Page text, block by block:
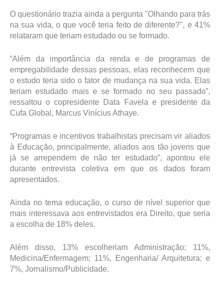
O questionário trazia ainda a pergunta "Olhando para trás
na sua vida, o que você teria feito de diferente?", e 41%
relataram que teriam estudado ou se formado.
“Além da importância da renda e de programas de
empregabilidade dessas pessoas, elas reconhecem que
o estudo teria sido o fator de mudança na sua vida. Elas
teriam estudado mais e se formado no seu passado”,
ressaltou o copresidente Data Favela e presidente da
Cufa Global, Marcus Vinícius Athaye.
“Programas e incentivos trabalhistas precisam vir aliados
à Educação, principalmente, aliados aos tão jovens que
já se arrependem de não ter estudado”, apontou ele
durante entrevista coletiva em que os dados foram
apresentados.
Ainda no tema educação, o curso de nível superior que
mais interessava aos entrevistados era Direito, que seria
a escolha de 18% deles.
Além disso, 13% escolheriam Administração; 11%,
Medicina/Enfermagem; 11%, Engenharia/ Arquitetura; e
7%, Jornalismo/Publicidade.